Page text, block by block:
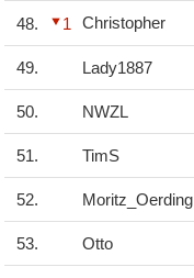
48. 1 Christopher
49. Lady1887
50. NWZL
51. TimS
52. Moritz_Oerding
53. Otto